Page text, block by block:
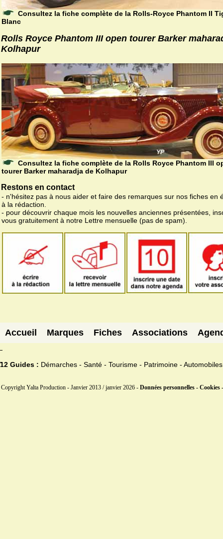
Consultez la fiche complète de la Rolls-Royce Phantom II
Blanc
Rolls Royce Phantom III open tourer Barker
Kolhapur
Consultez la fiche complète de la Rolls Royce Phantom III
tourer Barker maharadja de Kolhapur
Restons en contact
- n'hésitez pas à nous aider et faire des remarques sur nos fiches en
à la rédaction.
- pour découvrir chaque mois les nouvelles anciennes présentées,
vous gratuitement à notre Lettre mensuelle (pas de spam).
Accueil Marques Fiches Associations
12 Guides : Démarches - Santé - Tourisme - Patrimoine - Automobiles
Copyright Yalta Production - Janvier 2013 / janvier 2026 - Données personnelles - Cookies